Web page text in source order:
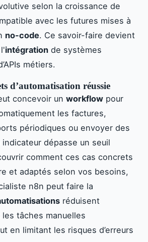
selon la croissance de
avec les futures mises à
no-code. Ce savoir-faire devient
intégration de systèmes
métiers.
d’automatisation réussie
concevoir un workflow pour
les factures,
périodiques ou envoyer des
indicateur dépasse un seuil
comment ces cas concrets
et adaptés selon vos besoins,
n8n peut faire la
réduisent
tâches manuelles
en limitant les risques d’erreurs